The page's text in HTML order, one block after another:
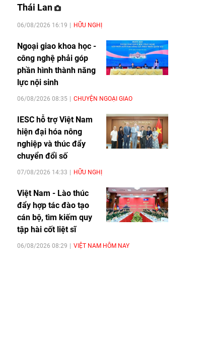
Thái Lan
06/08/2026 16:19 HỮU NGHỊ
Ngoại giao khoa học -
công nghệ phải góp
phần hình thành năng
lực nội sinh
06/08/2026 08:35 CHUYỆN NGOẠI GIAO
IESC hỗ trợ Việt Nam
hiện đại hóa nông
nghiệp và thúc đẩy
chuyển đổi số
07/08/2026 14:33 HỮU NGHỊ
Việt Nam - Lào thúc
đẩy hợp tác đào tạo
cán bộ, tìm kiếm quy
tập hài cốt liệt sĩ
06/08/2026 08:29 VIỆT NAM HÔM NAY